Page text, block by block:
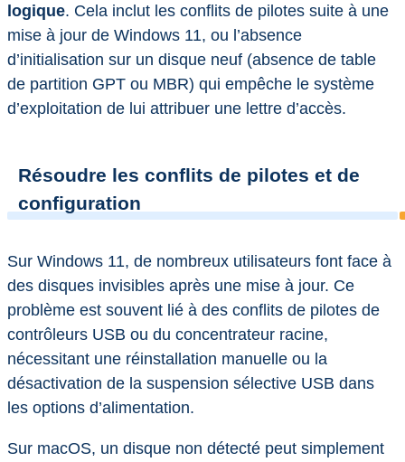
logique. Cela inclut les conflits de pilotes suite à une
mise à jour de Windows 11, ou l’absence
d’initialisation sur un disque neuf (absence de table
de partition GPT ou MBR) qui empêche le système
d’exploitation de lui attribuer une lettre d’accès.
Résoudre les conflits de pilotes et de
configuration
Sur Windows 11, de nombreux utilisateurs font face à
des disques invisibles après une mise à jour. Ce
problème est souvent lié à des conflits de pilotes de
contrôleurs USB ou du concentrateur racine,
nécessitant une réinstallation manuelle ou la
désactivation de la suspension sélective USB dans
les options d’alimentation.
Sur macOS, un disque non détecté peut simplement